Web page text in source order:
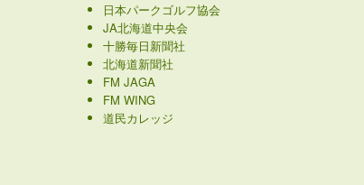
日本パークゴルフ協会
JA北海道中央会
十勝毎日新聞社
北海道新聞社
FM JAGA
FM WING
道民カレッジ